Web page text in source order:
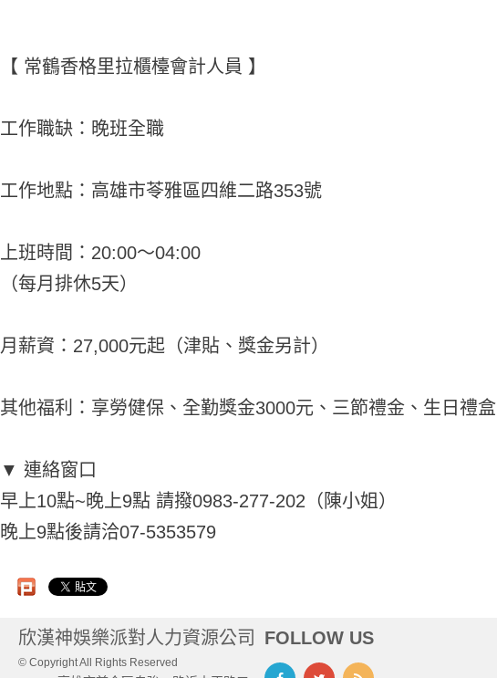
【 常鶴香格里拉櫃檯會計人員 】
工作職缺：晚班全職
工作地點：高雄市苓雅區四維二路353號
上班時間：20:00～04:00
（每月排休5天）
月薪資：27,000元起（津貼、獎金另計）
其他福利：享勞健保、全勤獎金3000元、三節禮金、生日禮盒
▼ 連絡窗口
早上10點~晚上9點 請撥0983-277-202（陳小姐）
晚上9點後請洽07-5353579
欣漢神娛樂派對人力資源公司
© Copyright All Rights Reserved
FOLLOW US